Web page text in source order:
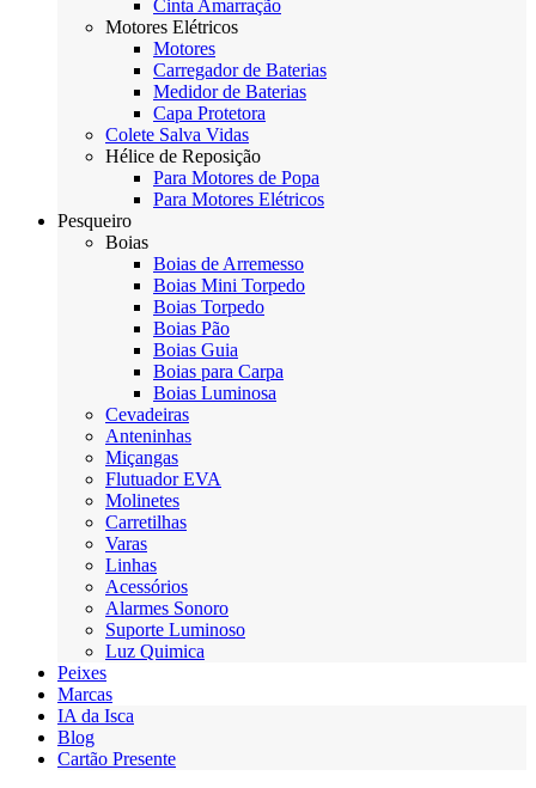
Cinta Amarração
Motores Elétricos
Motores
Carregador de Baterias
Medidor de Baterias
Capa Protetora
Colete Salva Vidas
Hélice de Reposição
Para Motores de Popa
Para Motores Elétricos
Pesqueiro
Boias
Boias de Arremesso
Boias Mini Torpedo
Boias Torpedo
Boias Pão
Boias Guia
Boias para Carpa
Boias Luminosa
Cevadeiras
Anteninhas
Miçangas
Flutuador EVA
Molinetes
Carretilhas
Varas
Linhas
Acessórios
Alarmes Sonoro
Suporte Luminoso
Luz Quimica
Peixes
Marcas
IA da Isca
Blog
Cartão Presente